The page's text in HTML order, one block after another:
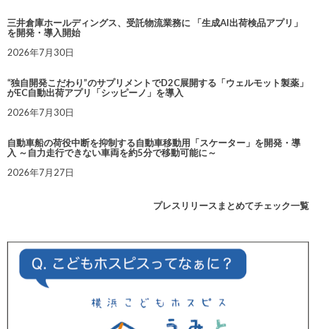
三井倉庫ホールディングス、受託物流業務に 「生成AI出荷検品アプリ」
を開発・導入開始
2026年7月30日
“独自開発こだわり”のサプリメントでD2C展開する「ウェルモット製薬」
がEC自動出荷アプリ「シッピーノ」を導入
2026年7月30日
自動車船の荷役中断を抑制する自動車移動用「スケーター」を開発・導
入 ～自力走行できない車両を約5分で移動可能に～
2026年7月27日
プレスリリースまとめてチェック一覧